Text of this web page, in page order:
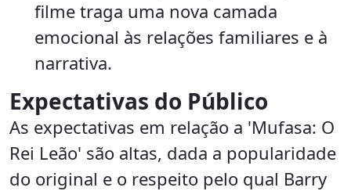
filme traga uma nova camada
emocional às relações familiares e à
narrativa.
Expectativas do Público
As expectativas em relação a 'Mufasa: O
Rei Leão' são altas, dada a popularidade
do original e o respeito pelo qual Barry